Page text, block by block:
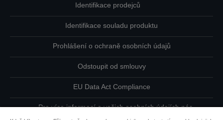
Identifikace prodejců
Identifikace souladu produktu
Prohlášení o ochraně osobních údajů
Odstoupit od smlouvy
EU Data Act Compliance
Pro více informací o vašich osobních údajích nás